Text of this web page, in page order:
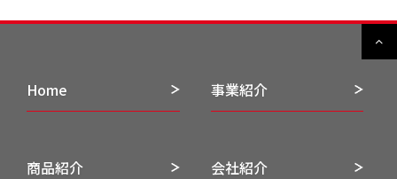
Home 事業紹介
商品紹介 会社紹介